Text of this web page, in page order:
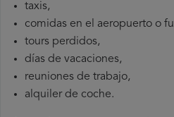
taxis,
comidas en el aeropuerto o
tours perdidos,
días de vacaciones,
reuniones de trabajo,
alquiler de coche.